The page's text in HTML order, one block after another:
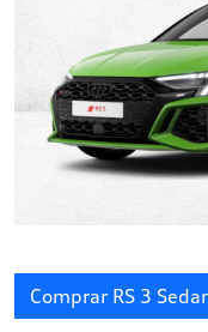
Comprar RS 3